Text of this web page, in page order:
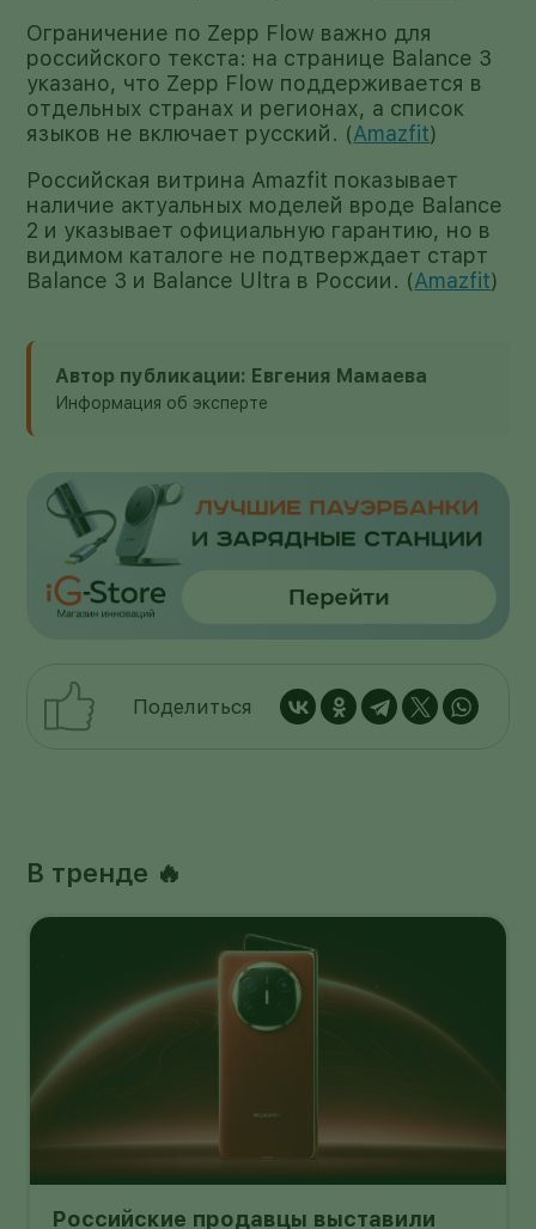
Ограничение по Zepp Flow важно для
российского текста: на странице Balance 3
указано, что Zepp Flow поддерживается в
отдельных странах и регионах, а список
языков не включает русский. (Amazfit)
Российская витрина Amazfit показывает
наличие актуальных моделей вроде Balance
2 и указывает официальную гарантию, но в
видимом каталоге не подтверждает старт
Balance 3 и Balance Ultra в России. (Amazfit)
Автор публикации: Евгения Мамаева
Информация об эксперте
Поделиться
В тренде 🔥
Российские продавцы выставили